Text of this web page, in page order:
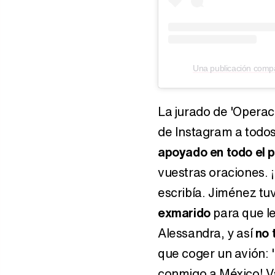
Una publicación
La jurado de
de Instagram a
apoyado en todo el
vuestras oraciones.
escribía. Jiménez
exmaridopara que
Alessandra, y asíno
que coger un avión: